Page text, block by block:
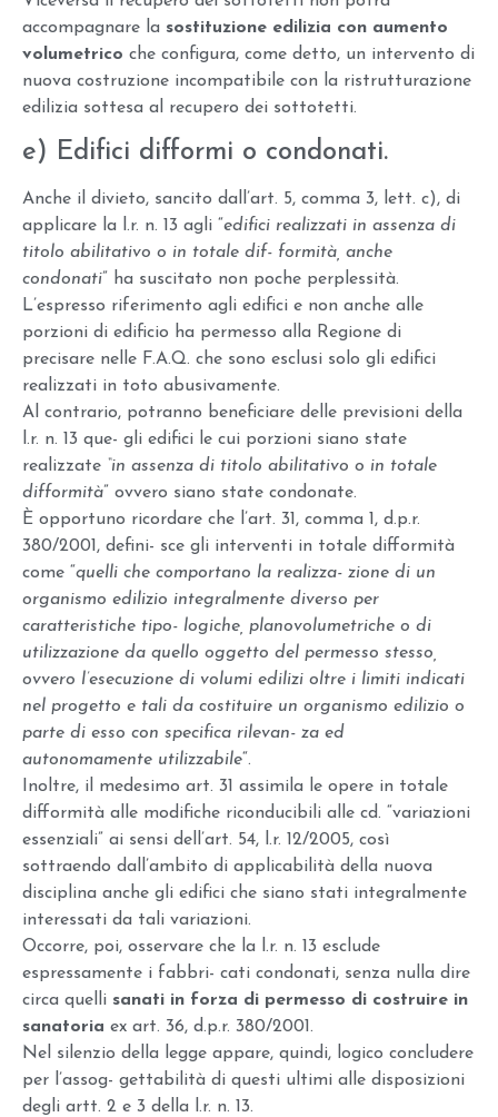
accompagnare la sostituzione edilizia con aumento
volumetrico che configura, come detto, un intervento di
nuova costruzione incompatibile con la ristrutturazione
edilizia sottesa al recupero dei sottotetti.
e) Edifici difformi o condonati.
Anche il divieto, sancito dall’art. 5, comma 3, lett. c), di
applicare la l.r. n. 13 agli “edifici realizzati in assenza di
titolo abilitativo o in totale dif- formità, anche
condonati” ha suscitato non poche perplessità.
L’espresso riferimento agli edifici e non anche alle
porzioni di edificio ha permesso alla Regione di
precisare nelle F.A.Q. che sono esclusi solo gli edifici
realizzati in toto abusivamente.
Al contrario, potranno beneficiare delle previsioni della
l.r. n. 13 que- gli edifici le cui porzioni siano state
realizzate “in assenza di titolo abilitativo o in totale
difformità” ovvero siano state condonate.
È opportuno ricordare che l’art. 31, comma 1, d.p.r.
380/2001, defini- sce gli interventi in totale difformità
come “quelli che comportano la realizza- zione di un
organismo edilizio integralmente diverso per
caratteristiche tipo- logiche, planovolumetriche o di
utilizzazione da quello oggetto del permesso stesso,
ovvero l’esecuzione di volumi edilizi oltre i limiti indicati
nel progetto e tali da costituire un organismo edilizio o
parte di esso con specifica rilevan- za ed
autonomamente utilizzabile“.
Inoltre, il medesimo art. 31 assimila le opere in totale
difformità alle modifiche riconducibili alle cd. “variazioni
essenziali” ai sensi dell’art. 54, l.r. 12/2005, così
sottraendo dall’ambito di applicabilità della nuova
disciplina anche gli edifici che siano stati integralmente
interessati da tali variazioni.
Occorre, poi, osservare che la l.r. n. 13 esclude
espressamente i fabbri- cati condonati, senza nulla dire
circa quelli sanati in forza di permesso di costruire in
sanatoria ex art. 36, d.p.r. 380/2001.
Nel silenzio della legge appare, quindi, logico concludere
per l’assog- gettabilità di questi ultimi alle disposizioni
degli artt. 2 e 3 della l.r. n. 13.